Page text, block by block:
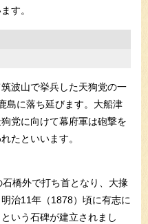
す。
波山で挙兵した天狗党の一
島に落ち延びます。大船津
党に向けて幕府軍は砲撃を
たといいます。
橋外で打ち首となり、大掾
治11年（1878）頃に有志に
いう石碑が建立されまし